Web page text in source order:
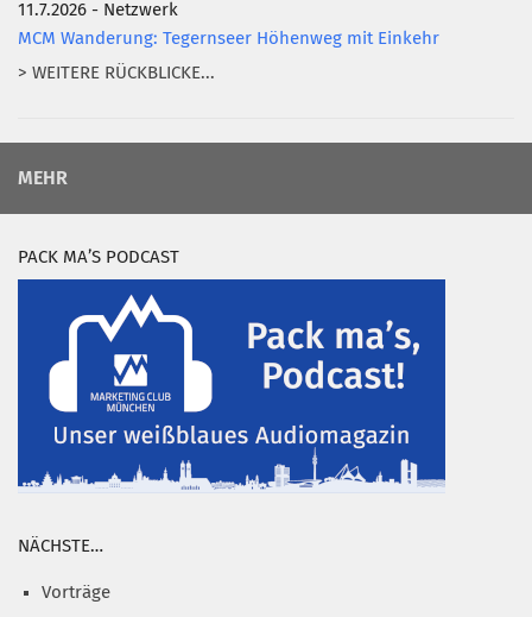
11.7.2026 - Netzwerk
MCM Wanderung: Tegernseer Höhenweg mit Einkehr
> WEITERE RÜCKBLICKE...
MEHR
PACK MA’S PODCAST
NÄCHSTE…
Vorträge